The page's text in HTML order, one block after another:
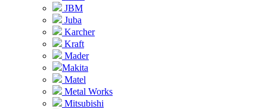
JBM
Juba
Karcher
Kraft
Mader
Makita
Matel
Metal Works
Mitsubishi